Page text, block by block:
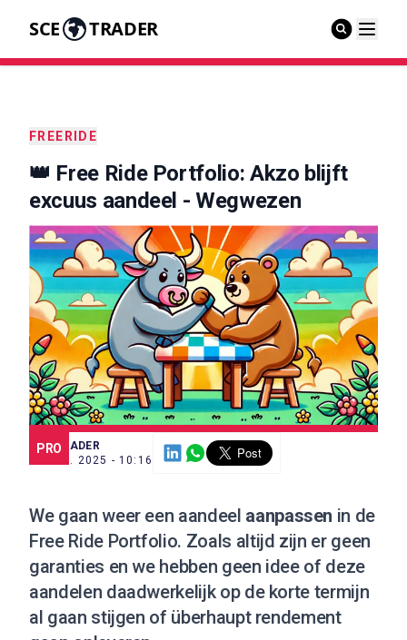
SCE TRADER
FREERIDE
👑 Free Ride Portfolio: Akzo blijft
excuus aandeel - Wegwezen
PRO
SCE TRADER
22 JUL. 2025 - 10:16
We gaan weer een aandeel aanpassen in de
Free Ride Portfolio. Zoals altijd zijn er geen
garanties en we hebben geen idee of deze
aandelen daadwerkelijk op de korte termijn
al gaan stijgen of überhaupt rendement